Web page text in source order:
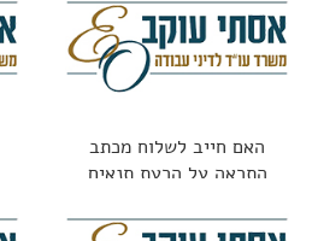
האם חייב לשלוח מכתב
התראה על הרעת תנאים